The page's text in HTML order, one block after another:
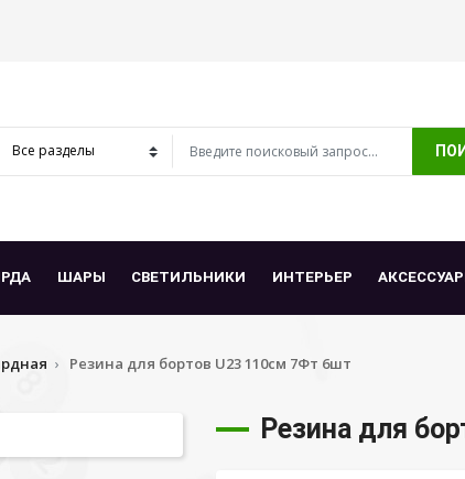
ШАРЫ СВЕТИЛЬНИКИ ИНТЕРЬЕР
Резина для бортов U23 110см 7Фт 6шт
Резина для